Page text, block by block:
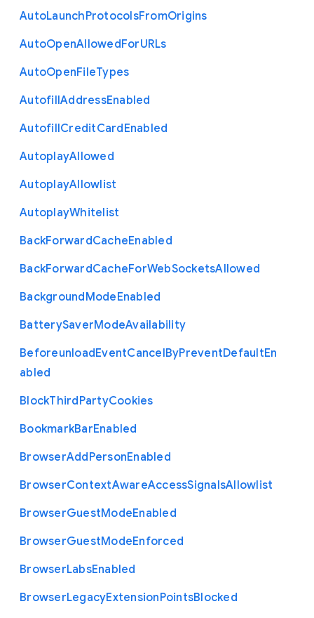
AutoLaunchProtocolsFromOrigins
AutoOpenAllowedForURLs
AutoOpenFileTypes
AutofillAddressEnabled
AutofillCreditCardEnabled
AutoplayAllowed
AutoplayAllowlist
AutoplayWhitelist
BackForwardCacheEnabled
BackForwardCacheForWebSocketsAllowed
BackgroundModeEnabled
BatterySaverModeAvailability
BeforeunloadEventCancelByPreventDefaultEn
abled
BlockThirdPartyCookies
BookmarkBarEnabled
BrowserAddPersonEnabled
BrowserContextAwareAccessSignalsAllowlist
BrowserGuestModeEnabled
BrowserGuestModeEnforced
BrowserLabsEnabled
BrowserLegacyExtensionPointsBlocked